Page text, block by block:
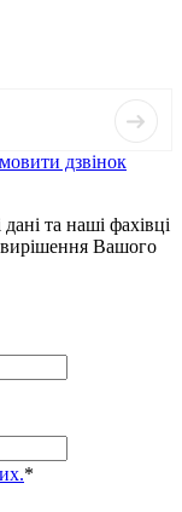
дзвінок
та наші фахівці
Вашого
*